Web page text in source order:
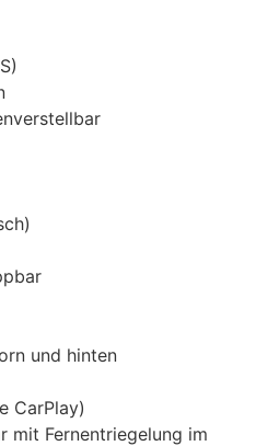
und hinten
CarPlay)
mit Fernentriegelung im